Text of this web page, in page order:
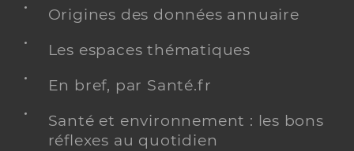
Origines des données annuaire
Les espaces thématiques
En bref, par Santé.fr
Santé et environnement : les bons
réflexes au quotidien